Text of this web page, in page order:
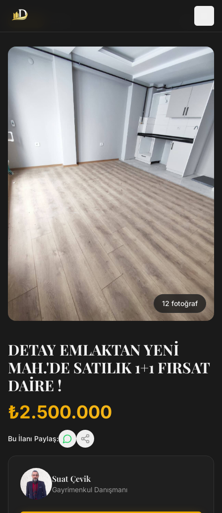
Yeni İlan
12 fotoğraf
DETAY EMLAKTAN YENİ
MAH.'DE SATILIK 1+1 FIRSAT
DAİRE !
₺2.500.000
Bu İlanı Paylaş:
Suat Çevik
Gayrimenkul Danışmanı